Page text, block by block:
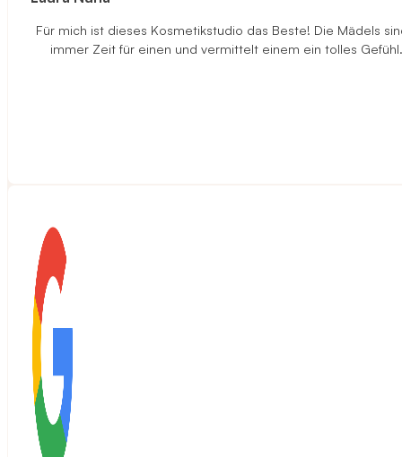
Für mich ist dieses Kosmetikstudio das Beste! Die Mädels
immer Zeit für einen und vermittelt einem ein tolles